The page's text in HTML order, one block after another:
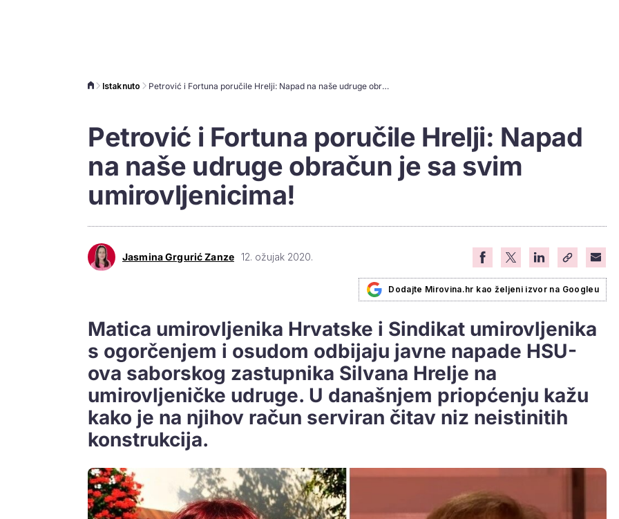
Istaknuto Petrović i Fortuna poručile Hrelji: Napad na naše udruge obračun je sa svim umirovljenicima!
Petrović i Fortuna poručile Hrelji: Napad
na naše udruge obračun je sa svim
umirovljenicima!
Jasmina Grgurić Zanze 12. ožujak 2020.
Dodajte Mirovina.hr kao željeni izvor na Googleu
Matica umirovljenika Hrvatske i Sindikat umirovljenika
s ogorčenjem i osudom odbijaju javne napade HSU-
ova saborskog zastupnika Silvana Hrelje na
umirovljeničke udruge. U današnjem priopćenju kažu
kako je na njihov račun serviran čitav niz neistinitih
konstrukcija.